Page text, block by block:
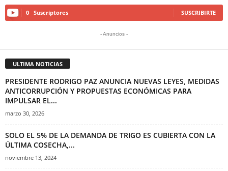
0 Suscriptores SUSCRIBIRTE
- Anuncios -
ULTIMA NOTICIAS
PRESIDENTE RODRIGO PAZ ANUNCIA NUEVAS LEYES, MEDIDAS
ANTICORRUPCIÓN Y PROPUESTAS ECONÓMICAS PARA
IMPULSAR EL...
marzo 30, 2026
SOLO EL 5% DE LA DEMANDA DE TRIGO ES CUBIERTA CON LA
ÚLTIMA COSECHA,...
noviembre 13, 2024